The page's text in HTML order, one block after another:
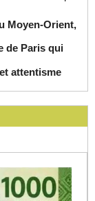
Moyen-Orient,
de Paris qui
attentisme